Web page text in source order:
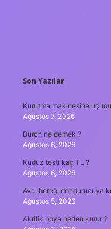
Son Yazılar
Kurutma makinesine
Ağustos 7, 2026
Burch ne demek ?
Ağustos 6, 2026
Kuduz testi kaç TL ?
Ağustos 6, 2026
Avcı böreği dondurucuya
Ağustos 5, 2026
Akrilik boya neden kurur ?
siteleriilbet giriş